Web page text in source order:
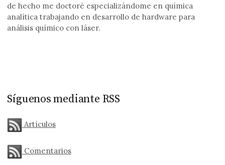
de hecho me doctoré especializándome en química
analítica trabajando en desarrollo de hardware para
análisis químico con láser.
Síguenos mediante RSS
Artículos
Comentarios